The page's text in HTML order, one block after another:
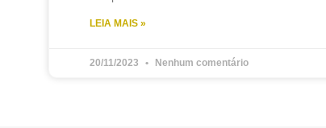
LEIA MAIS »
20/11/2023 Nenhum comentário